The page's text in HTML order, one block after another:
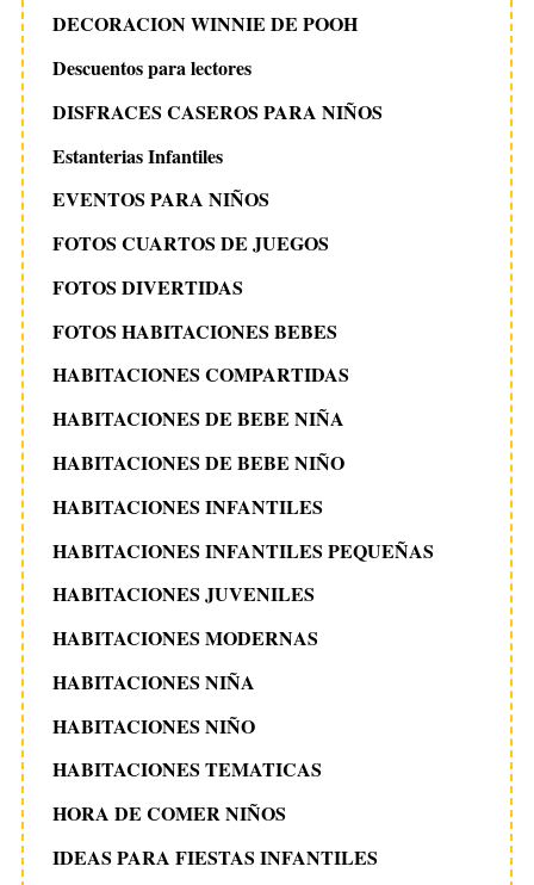
DECORACION WINNIE DE POOH
Descuentos para lectores
DISFRACES CASEROS PARA NIÑOS
Estanterias Infantiles
EVENTOS PARA NIÑOS
FOTOS CUARTOS DE JUEGOS
FOTOS DIVERTIDAS
FOTOS HABITACIONES BEBES
HABITACIONES COMPARTIDAS
HABITACIONES DE BEBE NIÑA
HABITACIONES DE BEBE NIÑO
HABITACIONES INFANTILES
HABITACIONES INFANTILES PEQUEÑAS
HABITACIONES JUVENILES
HABITACIONES MODERNAS
HABITACIONES NIÑA
HABITACIONES NIÑO
HABITACIONES TEMATICAS
HORA DE COMER NIÑOS
IDEAS PARA FIESTAS INFANTILES